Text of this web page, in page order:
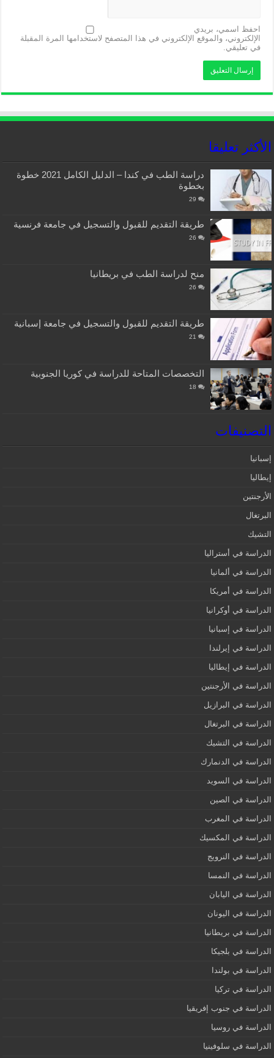
احفظ اسمي، بريدي
الإلكتروني، والموقع الإلكتروني في هذا المتصفح لاستخدامها المرة المقبلة
في تعليقي.
الأكثر تعليقا
دراسة الطب في كندا – الدليل الكامل 2021 خطوة
بخطوة
29
طريقة التقديم للقبول والتسجيل في جامعة فرنسية
26
منح لدراسة الطب في بريطانيا
26
طريقة التقديم للقبول والتسجيل في جامعة إسبانية
21
التخصصات المتاحة للدراسة في كوريا الجنوبية
18
التصنيفات
إسبانيا‎
إيطاليا
الأرجنتين
البرتغال
التشيك
الدراسة في أستراليا
الدراسة في ألمانيا
الدراسة في أمريكا
الدراسة في أوكرانيا
الدراسة في إسبانيا
الدراسة في إيرلندا
الدراسة في إيطاليا
الدراسة في الأرجنتين
الدراسة في البرازيل
الدراسة في البرتغال
الدراسة في التشيك
الدراسة في الدنمارك
الدراسة في السويد
الدراسة في الصين
الدراسة في المغرب
الدراسة في المكسيك
الدراسة في النرويج
الدراسة في النمسا
الدراسة في اليابان
الدراسة في اليونان
الدراسة في بريطانيا
الدراسة في بلجيكا
الدراسة في بولندا
الدراسة في تركيا
الدراسة في جنوب إفريقيا
الدراسة في روسيا
الدراسة في سلوفينيا